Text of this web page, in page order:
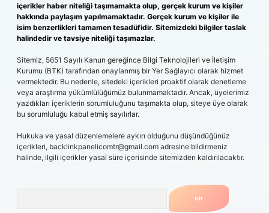
içerikler haber niteliği taşımamakta olup, gerçek kurum ve kişiler
hakkında paylaşım yapılmamaktadır. Gerçek kurum ve kişiler ile
isim benzerlikleri tamamen tesadüfidir. Sitemizdeki bilgiler taslak
halindedir ve tavsiye niteliği taşımazlar.
Sitemiz, 5651 Sayılı Kanun gereğince Bilgi Teknolojileri ve İletişim
Kurumu (BTK) tarafından onaylanmış bir Yer Sağlayıcı olarak hizmet
vermektedir. Bu nedenle, sitedeki içerikleri proaktif olarak denetleme
veya araştırma yükümlülüğümüz bulunmamaktadır. Ancak, üyelerimiz
yazdıkları içeriklerin sorumluluğunu taşımakta olup, siteye üye olarak
bu sorumluluğu kabul etmiş sayılırlar.
Hukuka ve yasal düzenlemelere aykırı olduğunu düşündüğünüz
içerikleri, backlinkpanelicomtr@gmail.com adresine bildirmeniz
halinde, ilgili içerikler yasal süre içerisinde sitemizden kaldırılacaktır.